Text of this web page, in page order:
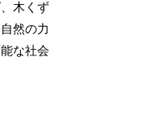
木くず
然の力
な社会